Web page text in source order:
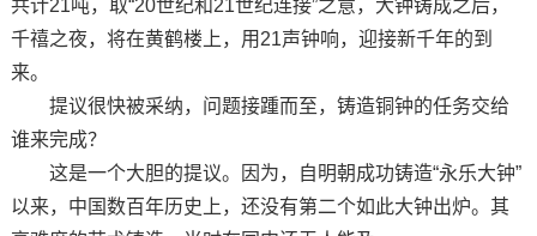
共计21吨，取“20世纪和21世纪连接”之意，大钟铸成之后，
千禧之夜，将在黄鹤楼上，用21声钟响，迎接新千年的到
来。
提议很快被采纳，问题接踵而至，铸造铜钟的任务交给
谁来完成？
这是一个大胆的提议。因为，自明朝成功铸造“永乐大钟”
以来，中国数百年历史上，还没有第二个如此大钟出炉。其